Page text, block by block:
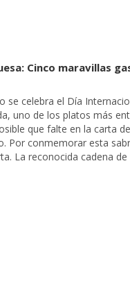
Cinco maravillas
se celebra el Día
uno de los platos más
que falte en la carta
Por conmemorar esta
La reconocida cadena